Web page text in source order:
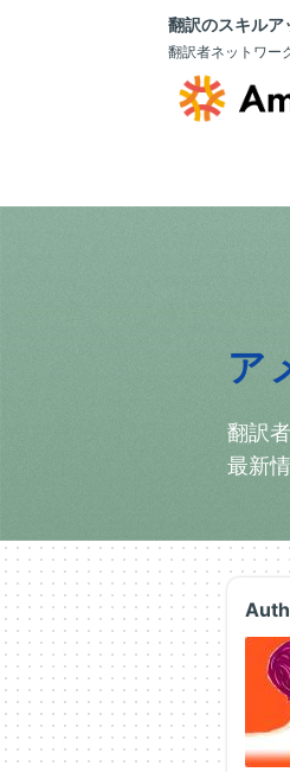
翻訳のスキルア
翻訳者ネットワ
ア
翻訳
最新